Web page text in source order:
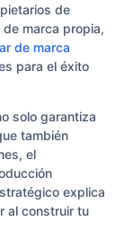
de
marca propia,
de marca
para el éxito
solo garantiza
también
el
explica
al construir tu